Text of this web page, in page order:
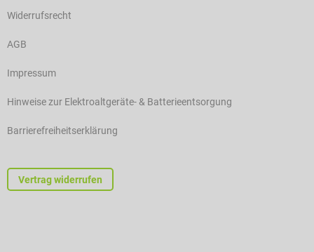
Widerrufsrecht
AGB
Impressum
Hinweise zur Elektroaltgeräte- & Batterieentsorgung
Barrierefreiheitserklärung
Vertrag widerrufen